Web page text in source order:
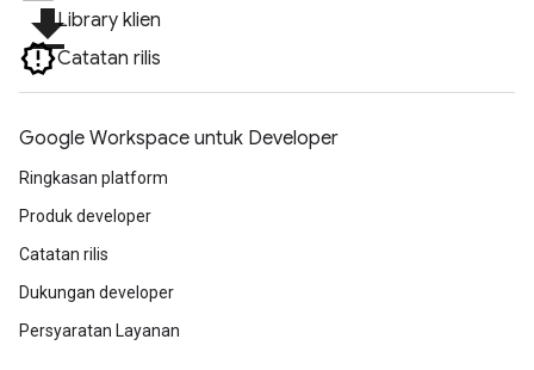
file_downloadLibrary klien
Catatan rilis
Google Workspace untuk Developer
Ringkasan platform
Produk developer
Catatan rilis
Dukungan developer
Persyaratan Layanan